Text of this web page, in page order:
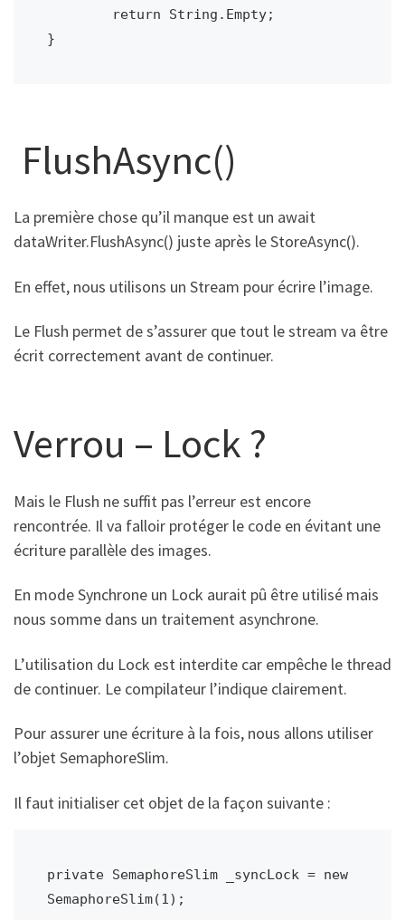
FlushAsync()
La première chose qu’il manque est un await
dataWriter.FlushAsync() juste après le StoreAsync().
En effet, nous utilisons un Stream pour écrire l’image.
Le Flush permet de s’assurer que tout le stream va être
écrit correctement avant de continuer.
Verrou – Lock ?
Mais le Flush ne suffit pas l’erreur est encore
rencontrée. Il va falloir protéger le code en évitant une
écriture parallèle des images.
En mode Synchrone un Lock aurait pû être utilisé mais
nous somme dans un traitement asynchrone.
L’utilisation du Lock est interdite car empêche le thread
de continuer. Le compilateur l’indique clairement.
Pour assurer une écriture à la fois, nous allons utiliser
l’objet SemaphoreSlim.
Il faut initialiser cet objet de la façon suivante :
private SemaphoreSlim _syncLock = new
SemaphoreSlim(1);